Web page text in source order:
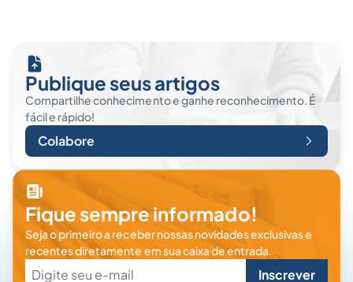
Publique seus artigos
Compartilhe conhecimento e ganhe reconhecimento. É
fácil e rápido!
Colabore
Fique sempre informado!
Seja o primeiro a receber nossas novidades exclusivas e
recentes diretamente em sua caixa de entrada.
Inscrever